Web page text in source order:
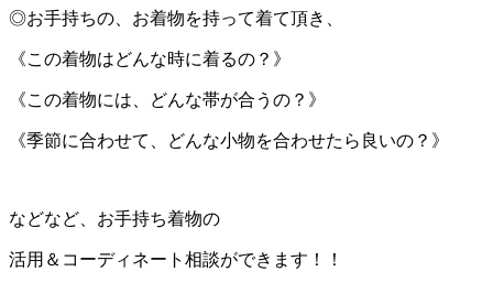
◎お手持ちの、お着物を持って着て頂き、
《この着物はどんな時に着るの？》
《この着物には、どんな帯が合うの？》
《季節に合わせて、どんな小物を合わせたら良いの？》
などなど、お手持ち着物の
活用＆コーディネート相談ができます！！